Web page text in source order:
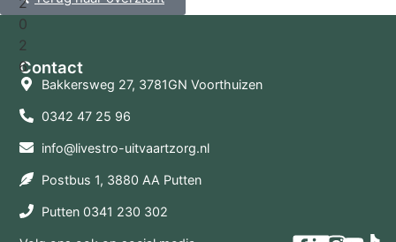
0
2
6
Contact
Bakkersweg 27, 3781GN Voorthuizen
0342 47 25 96
info@livestro-uitvaartzorg.nl
Postbus 1, 3880 AA Putten
Putten 0341 230 302